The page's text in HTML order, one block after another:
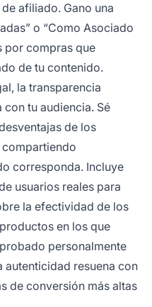
afiliado. Gano una
o “Como Asociado
por compras que
de tu contenido.
la transparencia
tu audiencia. Sé
de los
corresponda. Incluye
usuarios reales para
la efectividad de los
en los que
personalmente
autenticidad resuena con
de conversión más altas